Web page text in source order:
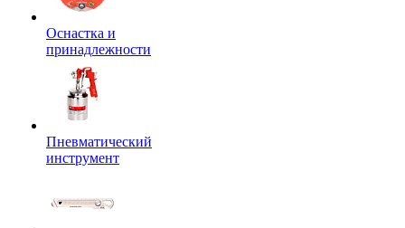
Оснастка и
принадлежности
Пневматический
инструмент